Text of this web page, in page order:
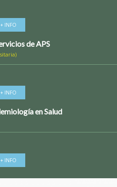
+ INFO
de APS
+ INFO
en Salud
+ INFO